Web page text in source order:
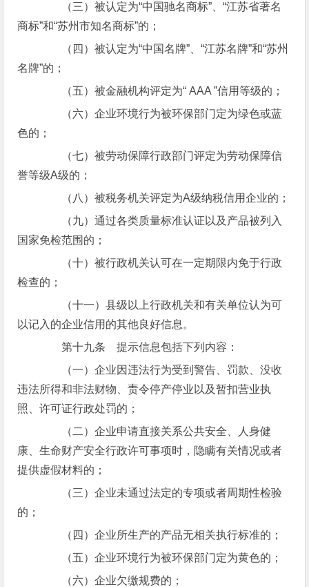
（三）被认定为“中国驰名商标”、“江苏省著名
商标”和“苏州市知名商标”的；
（四）被认定为“中国名牌”、“江苏名牌”和“苏州
名牌”的；
（五）被金融机构评定为“ AAA ”信用等级的；
（六）企业环境行为被环保部门定为绿色或蓝
色的；
（七）被劳动保障行政部门评定为劳动保障信
誉等级A级的；
（八）被税务机关评定为A级纳税信用企业的；
（九）通过各类质量标准认证以及产品被列入
国家免检范围的；
（十）被行政机关认可在一定期限内免于行政
检查的；
（十一）县级以上行政机关和有关单位认为可
以记入的企业信用的其他良好信息。
第十九条 提示信息包括下列内容：
（一）企业因违法行为受到警告、罚款、没收
违法所得和非法财物、责令停产停业以及暂扣营业执
照、许可证行政处罚的；
（二）企业申请直接关系公共安全、人身健
康、生命财产安全行政许可事项时，隐瞒有关情况或者
提供虚假材料的；
（三）企业未通过法定的专项或者周期性检验
的；
（四）企业所生产的产品无相关执行标准的；
（五）企业环境行为被环保部门定为黄色的；
（六）企业欠缴规费的；